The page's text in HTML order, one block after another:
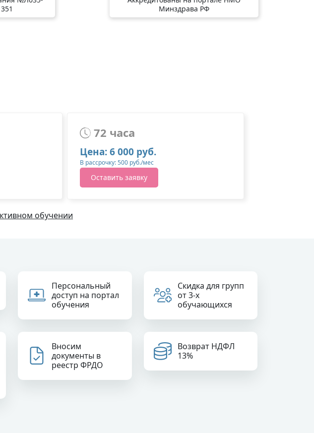
Минздрава РФ
72 часа
Цена: 6 000 руб.
В рассрочку: 500 руб./мес
Оставить заявку
обучении
Персональный
доступ на портал
обучения
Скидка для групп
от 3-х
обучающихся
Вносим
документы в
реестр ФРДО
Возврат НДФЛ
13%